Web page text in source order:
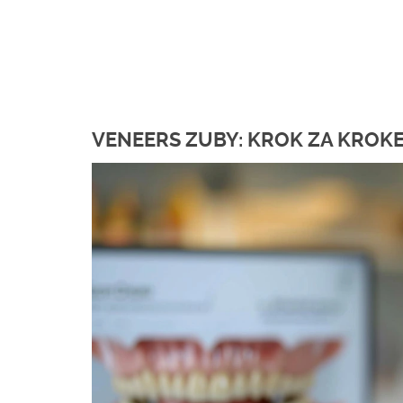
VENEERS ZUBY: KROK ZA